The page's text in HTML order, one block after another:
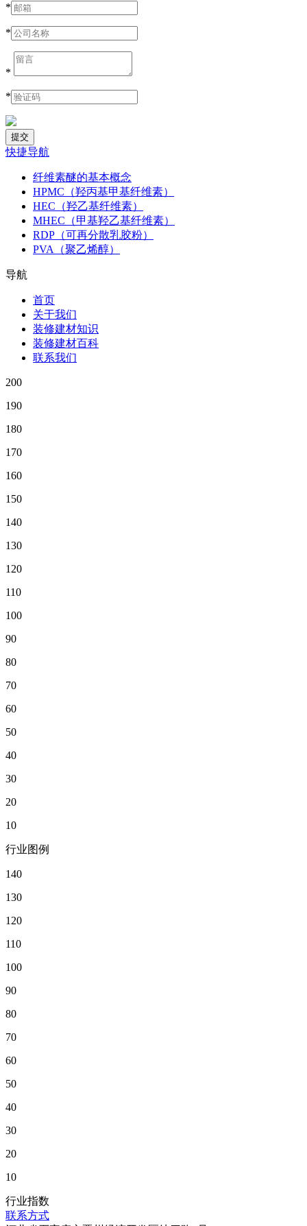
*
*
*
*
快捷导航
纤维素醚的基本概念
HPMC（羟丙基甲基纤维素）
HEC（羟乙基纤维素）
MHEC（甲基羟乙基纤维素）
RDP（可再分散乳胶粉）
PVA（聚乙烯醇）
导航
首页
关于我们
装修建材知识
装修建材百科
联系我们
200
190
180
170
160
150
140
130
120
110
100
90
80
70
60
50
40
30
20
10
行业图例
140
130
120
110
100
90
80
70
60
50
40
30
20
10
行业指数
联系方式